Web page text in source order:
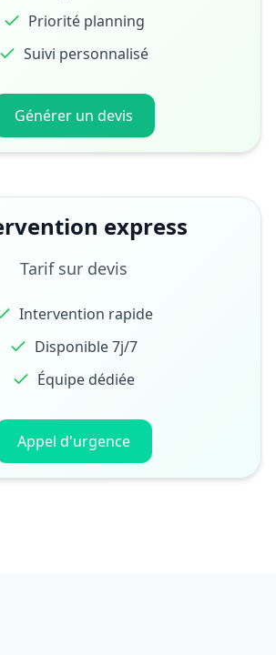
Priorité planning
Suivi personnalisé
Générer un devis
express
Tarif sur devis
Intervention rapide
Disponible 7j/7
Équipe dédiée
Appel d'urgence